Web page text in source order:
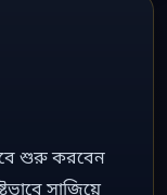
শুরু করবেন
সাজিয়ে